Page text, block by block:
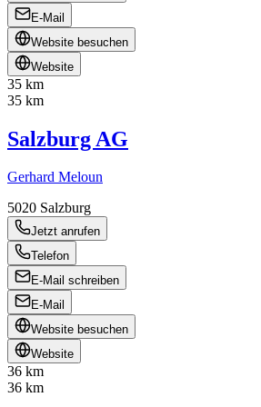
E-Mail
Website besuchen
Website
35 km
35 km
Salzburg AG
Gerhard Meloun
5020 Salzburg
Jetzt anrufen
Telefon
E-Mail schreiben
E-Mail
Website besuchen
Website
36 km
36 km